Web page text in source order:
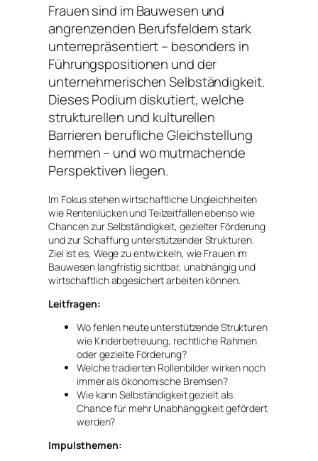
Frauen sind im Bauwesen und
angrenzenden Berufsfeldern stark
unterrepräsentiert – besonders in
Führungspositionen und der
unternehmerischen Selbständigkeit.
Dieses Podium diskutiert, welche
strukturellen und kulturellen
Barrieren berufliche Gleichstellung
hemmen – und wo mutmachende
Perspektiven liegen.
Im Fokus stehen wirtschaftliche Ungleichheiten
wie Rentenlücken und Teilzeitfallen ebenso wie
Chancen zur Selbständigkeit, gezielter Förderung
und zur Schaffung unterstützender Strukturen.
Ziel ist es, Wege zu entwickeln, wie Frauen im
Bauwesen langfristig sichtbar, unabhängig und
wirtschaftlich abgesichert arbeiten können.
Leitfragen:
Wo fehlen heute unterstützende Strukturen
wie Kinderbetreuung, rechtliche Rahmen
oder gezielte Förderung?
Welche tradierten Rollenbilder wirken noch
immer als ökonomische Bremsen?
Wie kann Selbständigkeit gezielt als
Chance für mehr Unabhängigkeit gefördert
werden?
Impulsthemen: